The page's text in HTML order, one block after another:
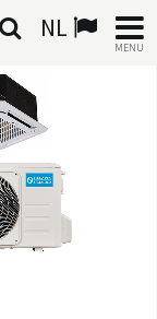
NL
MENU